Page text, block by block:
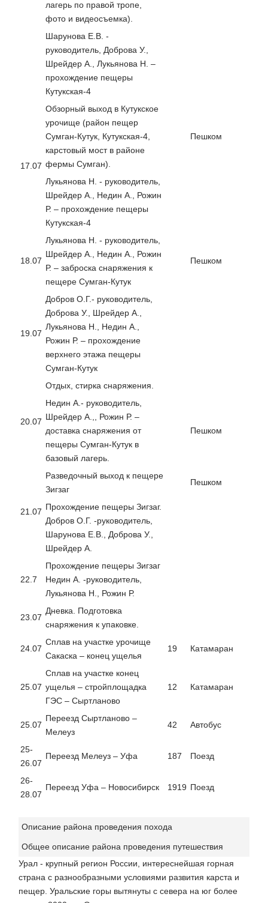
лагерь по правой тропе,
фото и видеосъемка).
Шарунова Е.В. -
руководитель, Доброва У.,
Шрейдер А., Лукьянова Н. –
прохождение пещеры
Кутукская-4
17.07
Обзорный выход в Кутукское
урочище (район пещер
Сумган-Кутук, Кутукская-4,
карстовый мост в районе
фермы Сумган).
Пешком
Лукьянова Н. - руководитель,
Шрейдер А., Недин А., Рожин
Р. – прохождение пещеры
Кутукская-4
18.07
Лукьянова Н. - руководитель,
Шрейдер А., Недин А., Рожин
Р. – заброска снаряжения к
пещере Сумган-Кутук
Пешком
19.07
Добров О.Г.- руководитель,
Доброва У., Шрейдер А.,
Лукьянова Н., Недин А.,
Рожин Р. – прохождение
верхнего этажа пещеры
Сумган-Кутук
20.07
Отдых, стирка снаряжения.
Недин А.- руководитель,
Шрейдер А.,, Рожин Р. –
доставка снаряжения от
пещеры Сумган-Кутук в
базовый лагерь.
Пешком
21.07
Разведочный выход к пещере
Зигзаг
Пешком
Прохождение пещеры Зигзаг.
Добров О.Г. -руководитель,
Шарунова Е.В., Доброва У.,
Шрейдер А.
22.7
Прохождение пещеры Зигзаг
Недин А. -руководитель,
Лукьянова Н., Рожин Р.
23.07
Дневка. Подготовка
снаряжения к упаковке.
24.07
Сплав на участке урочище
Сакаска – конец ущелья
19 Катамаран
25.07
Сплав на участке конец
ущелья – стройплощадка
ГЭС – Сыртланово
12 Катамаран
25.07
Переезд Сыртланово –
Мелеуз
42 Автобус
25-
26.07
Переезд Мелеуз – Уфа 187 Поезд
26-
28.07
Переезд Уфа – Новосибирск 1919 Поезд
Описание района проведения похода
Общее описание района проведения путешествия
Урал - крупный регион России, интереснейшая горная
страна с разнообразными условиями развития карста и
пещер. Уральские горы вытянуты с севера на юг более